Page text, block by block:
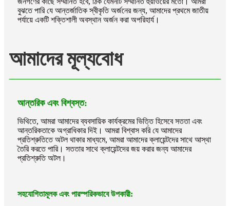
বুঝতে পারি যে আন্তর্জাতিক স্বীকৃতি অর্জনের জন্য, আমাদের প্রথমে জাতীয়
পর্যায়ে একটি শক্তিশালী অবস্থান অর্জন করা অপরিহার্য।
আমাদের মূল্যবোধ
আন্তরিক এবং বিশ্বস্ত:
ভিথিতে, আমরা আমাদের ব্যবসায়িক কার্যক্রমের ভিত্তি হিসেবে সততা এবং
আন্তরিকতাকে অগ্রাধিকার দিই। আমরা বিশ্বাস করি যে আমাদের
প্রতিশ্রুতিতে অটল থাকার মাধ্যমে, আমরা আমাদের ক্লায়েন্টদের সাথে আস্থা
তৈরি করতে পারি। সততার সাথে ক্লায়েন্টদের জয় করার জন্য আমাদের
প্রতিশ্রুতি অটল।
সহযোগিতামূলক এবং পারস্পরিকভাবে উপকারী: